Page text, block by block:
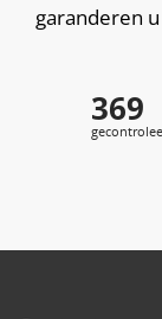
garanderen